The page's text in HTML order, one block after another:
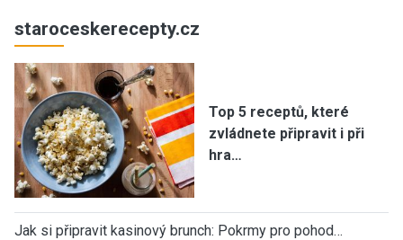
staroceskerecepty.cz
Top 5 receptů, které
zvládnete připravit i při
hra…
Jak si připravit kasinový brunch: Pokrmy pro pohod…